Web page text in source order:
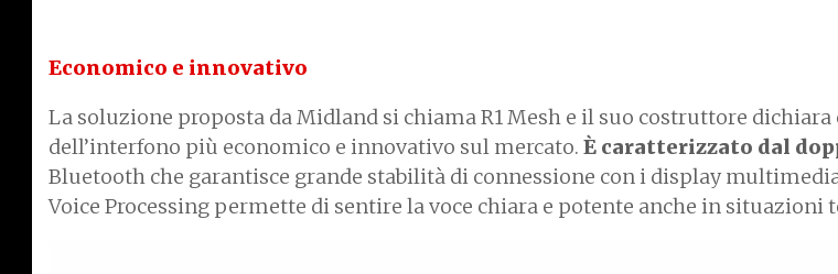
Economico e innovativo
La soluzione proposta da Midland si chiama R1 Mesh e il suo costruttore dichiara
dell’interfono più economico e innovativo sul mercato. È caratterizzato dal
Bluetooth che garantisce grande stabilità di connessione con i display
Voice Processing permette di sentire la voce chiara e potente anche in